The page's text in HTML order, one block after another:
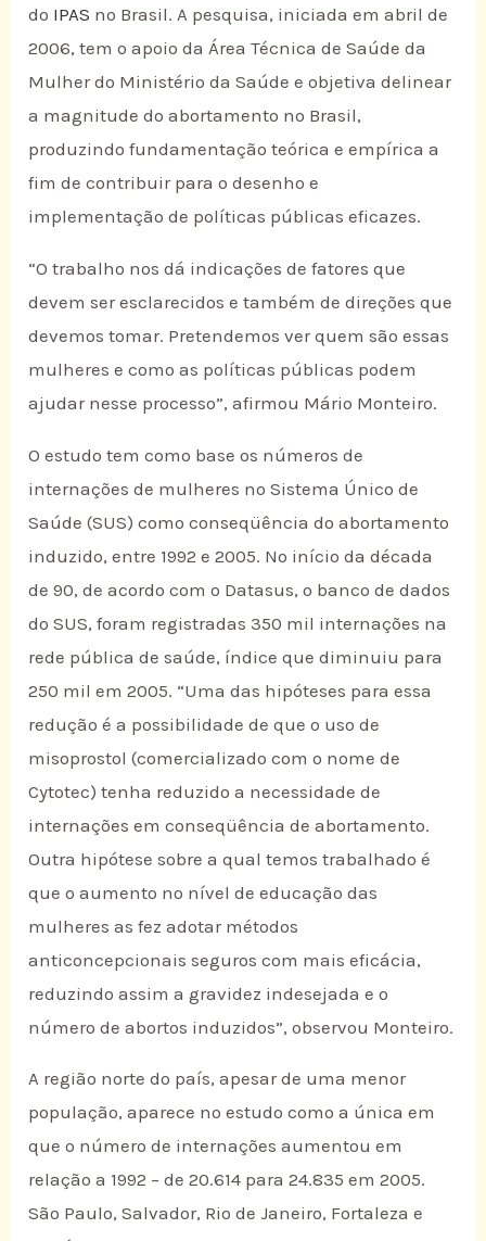
do IPAS no Brasil. A pesquisa, iniciada em abril de
2006, tem o apoio da Área Técnica de Saúde da
Mulher do Ministério da Saúde e objetiva delinear
a magnitude do abortamento no Brasil,
produzindo fundamentação teórica e empírica a
fim de contribuir para o desenho e
implementação de políticas públicas eficazes.
“O trabalho nos dá indicações de fatores que
devem ser esclarecidos e também de direções que
devemos tomar. Pretendemos ver quem são essas
mulheres e como as políticas públicas podem
ajudar nesse processo”, afirmou Mário Monteiro.
O estudo tem como base os números de
internações de mulheres no Sistema Único de
Saúde (SUS) como conseqüência do abortamento
induzido, entre 1992 e 2005. No início da década
de 90, de acordo com o Datasus, o banco de dados
do SUS, foram registradas 350 mil internações na
rede pública de saúde, índice que diminuiu para
250 mil em 2005. “Uma das hipóteses para essa
redução é a possibilidade de que o uso de
misoprostol (comercializado com o nome de
Cytotec) tenha reduzido a necessidade de
internações em conseqüência de abortamento.
Outra hipótese sobre a qual temos trabalhado é
que o aumento no nível de educação das
mulheres as fez adotar métodos
anticoncepcionais seguros com mais eficácia,
reduzindo assim a gravidez indesejada e o
número de abortos induzidos”, observou Monteiro.
A região norte do país, apesar de uma menor
população, aparece no estudo como a única em
que o número de internações aumentou em
relação a 1992 – de 20.614 para 24.835 em 2005.
São Paulo, Salvador, Rio de Janeiro, Fortaleza e